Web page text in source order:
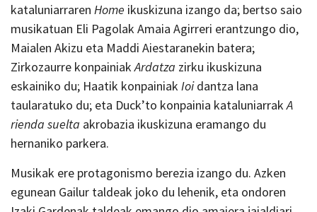
kataluniarraren Home ikuskizuna izango da; bertso saio
musikatuan Eli Pagolak Amaia Agirreri erantzungo dio,
Maialen Akizu eta Maddi Aiestaranekin batera;
Zirkozaurre konpainiakArdatza zirku ikuskizuna
eskainiko du; Haatik konpainiak Ioidantza lana
taularatuko du; eta Duck’to konpainia kataluniarrakA
rienda suelta akrobazia ikuskizuna eramango du
hernaniko parkera.
Musikak ere protagonismo berezia izango du. Azken
egunean Gailur taldeak joko du lehenik, eta ondoren